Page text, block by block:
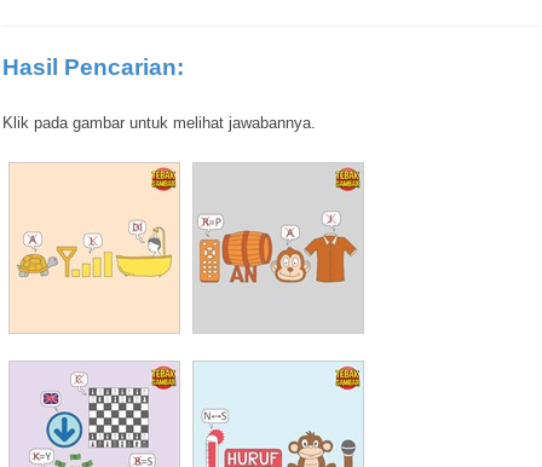
Hasil Pencarian:
Klik pada gambar untuk melihat jawabannya.